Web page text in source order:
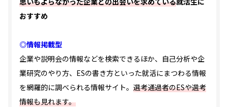
おすすめ
◎情報掲載型
企業や説明会の情報などを検索できるほか、自己分析や企
業研究のやり方、ESの書き方といった就活にまつわる情報
を網羅的に調べられる情報サイト。 選考通過者のESや選考
情報も見れます。